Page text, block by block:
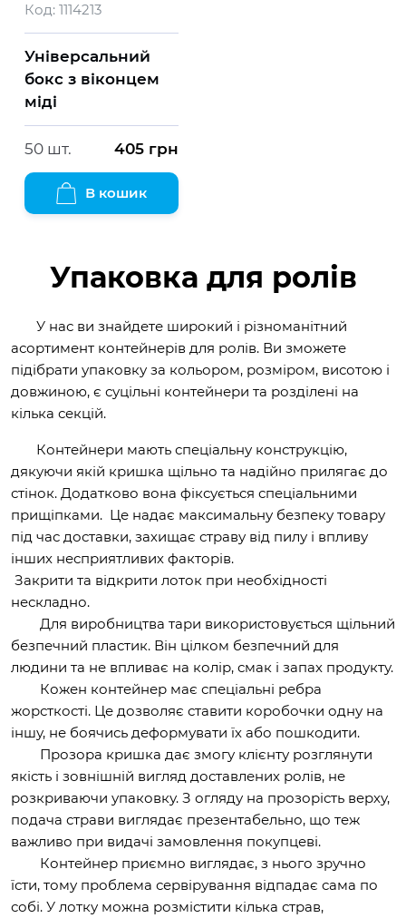
Код: 1114213
Універсальний
бокс з віконцем
міді
50 шт. 405 грн
В кошик
Упаковка для ролів
У нас ви знайдете широкий і різноманітний
асортимент контейнерів для ролів. Ви зможете
підібрати упаковку за кольором, розміром, висотою і
довжиною, є суцільні контейнери та розділені на
кілька секцій.
Контейнери мають спеціальну конструкцію,
дякуючи якій кришка щільно та надійно прилягає до
стінок. Додатково вона фіксується спеціальними
прищіпками. Це надає максимальну безпеку товару
під час доставки, захищає страву від пилу і впливу
інших несприятливих факторів.
Закрити та відкрити лоток при необхідності
нескладно.
Для виробництва тари використовується щільний
безпечний пластик. Він цілком безпечний для
людини та не впливає на колір, смак і запах продукту.
Кожен контейнер має спеціальні ребра
жорсткості. Це дозволяє ставити коробочки одну на
іншу, не боячись деформувати їх або пошкодити.
Прозора кришка дає змогу клієнту розглянути
якість і зовнішній вигляд доставлених ролів, не
розкриваючи упаковку. З огляду на прозорість верху,
подача страви виглядає презентабельно, що теж
важливо при видачі замовлення покупцеві.
Контейнер приємно виглядає, з нього зручно
їсти, тому проблема сервірування відпадає сама по
собі. У лотку можна розмістити кілька страв,